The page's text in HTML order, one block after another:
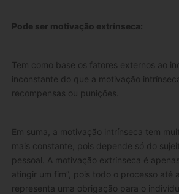
Pode ser motivação extrínseca:
Tem como base os fatores externos ao
inconstante do que a motivação
recompensas ou punições.
Em suma, a motivação intrínseca tem
mais constante, pois depende só do
pessoal. A motivação extrínseca é
atingir um fim”, pois todo o processo até
representa uma obrigação para o